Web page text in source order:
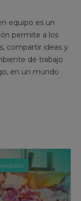
equipo es un
permite a los
compartir ideas y
de trabajo
en un mundo